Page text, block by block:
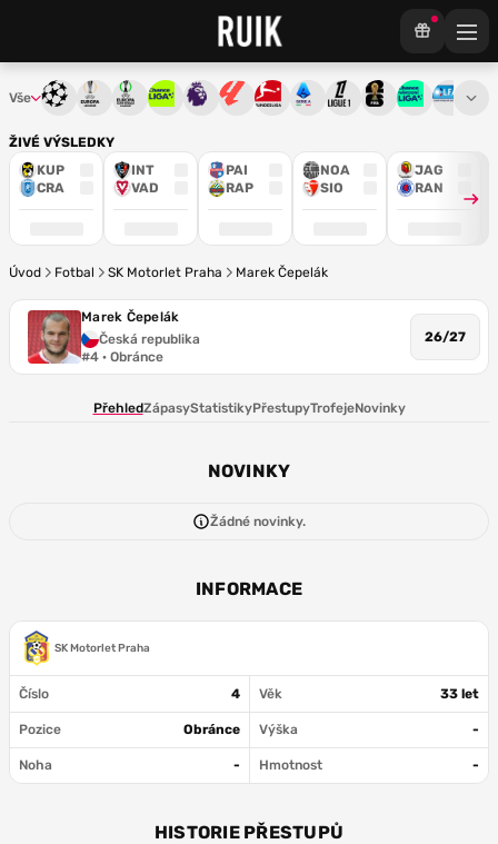
ŽIVÉ VÝSLEDKY
KUP
CRA
INT
VAD
PAI
RAP
NOA
SIO
JAG
RAN
Vše Liga mistrůEvropská liga
Konferenční liga
Chance ligaPremier League
La LigaBundesliga
Serie ALigue 1Mistrovství světa
Chance3. ČFL
Úvod Fotbal SK Motorlet Praha Marek Čepelák
Marek Čepelák
Česká republika
#4 · Obránce
26/27
PřehledZápasyStatistikyPřestupyTrofejeNovinky
NOVINKY
Žádné novinky.
INFORMACE
SK Motorlet Praha
Číslo 4 Věk 33 let
Pozice Obránce Výška -
Noha - Hmotnost -
HISTORIE PŘESTUPŮ